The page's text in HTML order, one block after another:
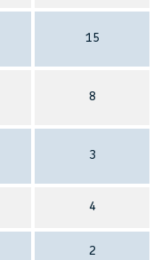
15
8
3
4
2